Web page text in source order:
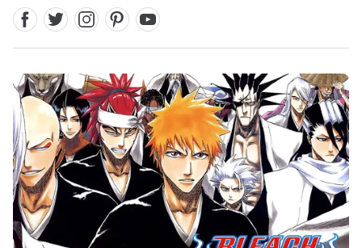
Fermer